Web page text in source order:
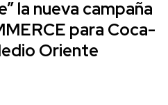
la nueva campaña
para Coca-
Oriente